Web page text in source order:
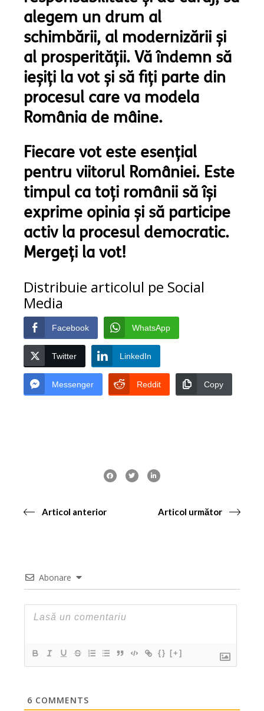
alegem un drum al
schimbării, al modernizării și
al prosperității. Vă îndemn să
ieșiți la vot și să fiți parte din
procesul care va modela
România de mâine.
Fiecare vot este esențial
pentru viitorul României. Este
timpul ca toți românii să își
exprime opinia și să participe
activ la procesul democratic.
Mergeți la vot!
Distribuie articolul pe Social
Media
Facebook WhatsApp
Twitter LinkedIn
Messenger Reddit Copy
Articol anterior Articol următor
Abonare
{} [+]
6 COMMENTS